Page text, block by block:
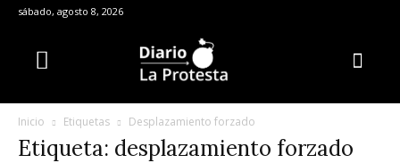
sábado, agosto 8, 2026
Inicio Etiquetas Desplazamiento forzado
Etiqueta: desplazamiento forzado